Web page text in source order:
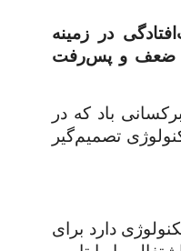
در زمینه
ضعف و پس‌رفت
باد که در
تصمیم‌گیر
دارد برای